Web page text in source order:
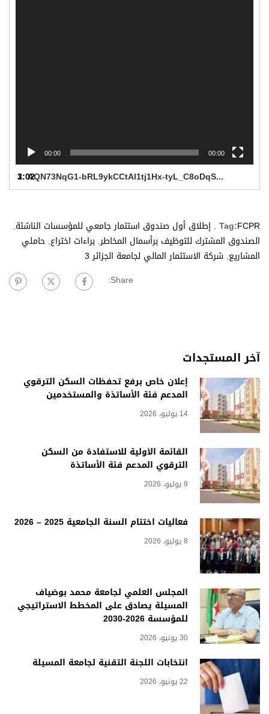
00:00 00:00
1.AQN73NqG1-bRL9ykCCtAl1tj1Hx-tyL_C8oDqSXpZWnrAM5qsYCpwXjqxdZDf0Qi7Jkt6Uc5dWJEf7MR6BG4PECkkkLkycN4s8EbwaDOgtNRfQ
3:02
Tag:FCPR
, إطلاق أول صندوق استثمار جامعي للمؤسسات الناشئة,
الصندوق المشترك للتوظيف برأسمال المخاطر, براءات اختراع, حاملي
المشاريع, شركة الاستثمار المالي لجامعة الجزائر 3
Share:
آخر المستجدات
إعلان خاص برفع تحفظات السكن الترقوي
المدعم فئة الأساتذة والمستخدمين
14 يوليو، 2026
القائمة الأولية للاستفادة من السكن
الترقوي المدعم فئة الأساتذة
9 يوليو، 2026
فعاليات اختتام السنة الجامعية 2025 – 2026
8 يوليو، 2026
المجلس العلمي لجامعة محمد بوضياف
المسيلة يصادق على المخطط الاستراتيجي
للمؤسسة 2026-2030
30 يونيو، 2026
انتخابات اللجنة التقنية لجامعة المسيلة
22 يونيو، 2026